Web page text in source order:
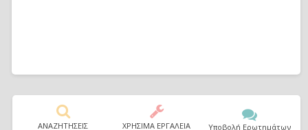
ΑΝΑΖΗΤΗΣΕΙΣ ΧΡΗΣΙΜΑ ΕΡΓΑΛΕΙΑ Υποβολή Ερωτημάτων